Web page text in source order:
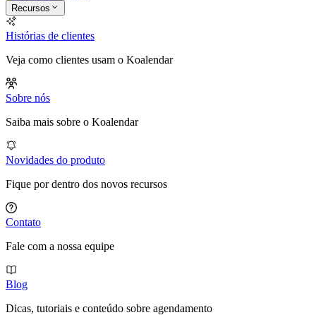
Recursos
Histórias de clientes
Veja como clientes usam o Koalendar
Sobre nós
Saiba mais sobre o Koalendar
Novidades do produto
Fique por dentro dos novos recursos
Contato
Fale com a nossa equipe
Blog
Dicas, tutoriais e conteúdo sobre agendamento